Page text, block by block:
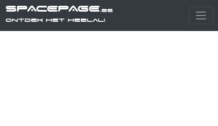
SPACEPAGE.be
Ontdek het heelal!